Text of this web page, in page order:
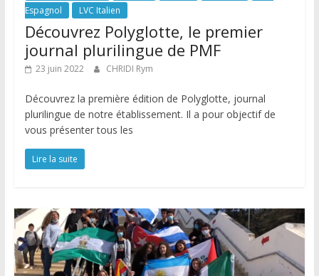
Espagnol
LVC Italien
Découvrez Polyglotte, le premier
journal plurilingue de PMF
23 juin 2022 CHRIDI Rym
Découvrez la première édition de Polyglotte, journal
plurilingue de notre établissement. Il a pour objectif de
vous présenter tous les
Lire la suite